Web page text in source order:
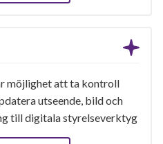
möjlighet att ta kontroll
utseende, bild och
till digitala styrelseverktyg